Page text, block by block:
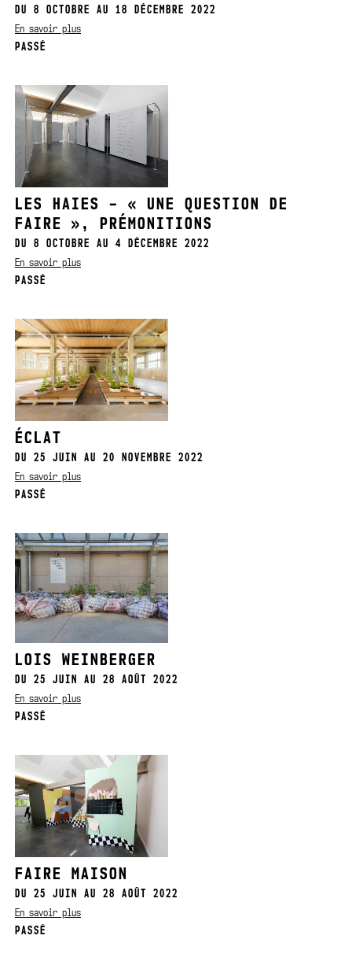
DU 8 OCTOBRE AU 18 DÉCEMBRE 2022
En savoir plus
PASSÉ
LES HAIES – « UNE QUESTION DE
FAIRE », PRÉMONITIONS
DU 8 OCTOBRE AU 4 DÉCEMBRE 2022
En savoir plus
PASSÉ
ÉCLAT
DU 25 JUIN AU 20 NOVEMBRE 2022
En savoir plus
PASSÉ
LOIS WEINBERGER
DU 25 JUIN AU 28 AOÛT 2022
En savoir plus
PASSÉ
FAIRE MAISON
DU 25 JUIN AU 28 AOÛT 2022
En savoir plus
PASSÉ